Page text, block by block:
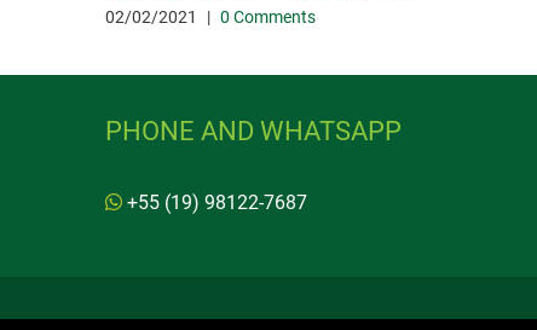
02/02/2021 | 0 Comments
PHONE AND WHATSAPP
+55 (19) 98122-7687